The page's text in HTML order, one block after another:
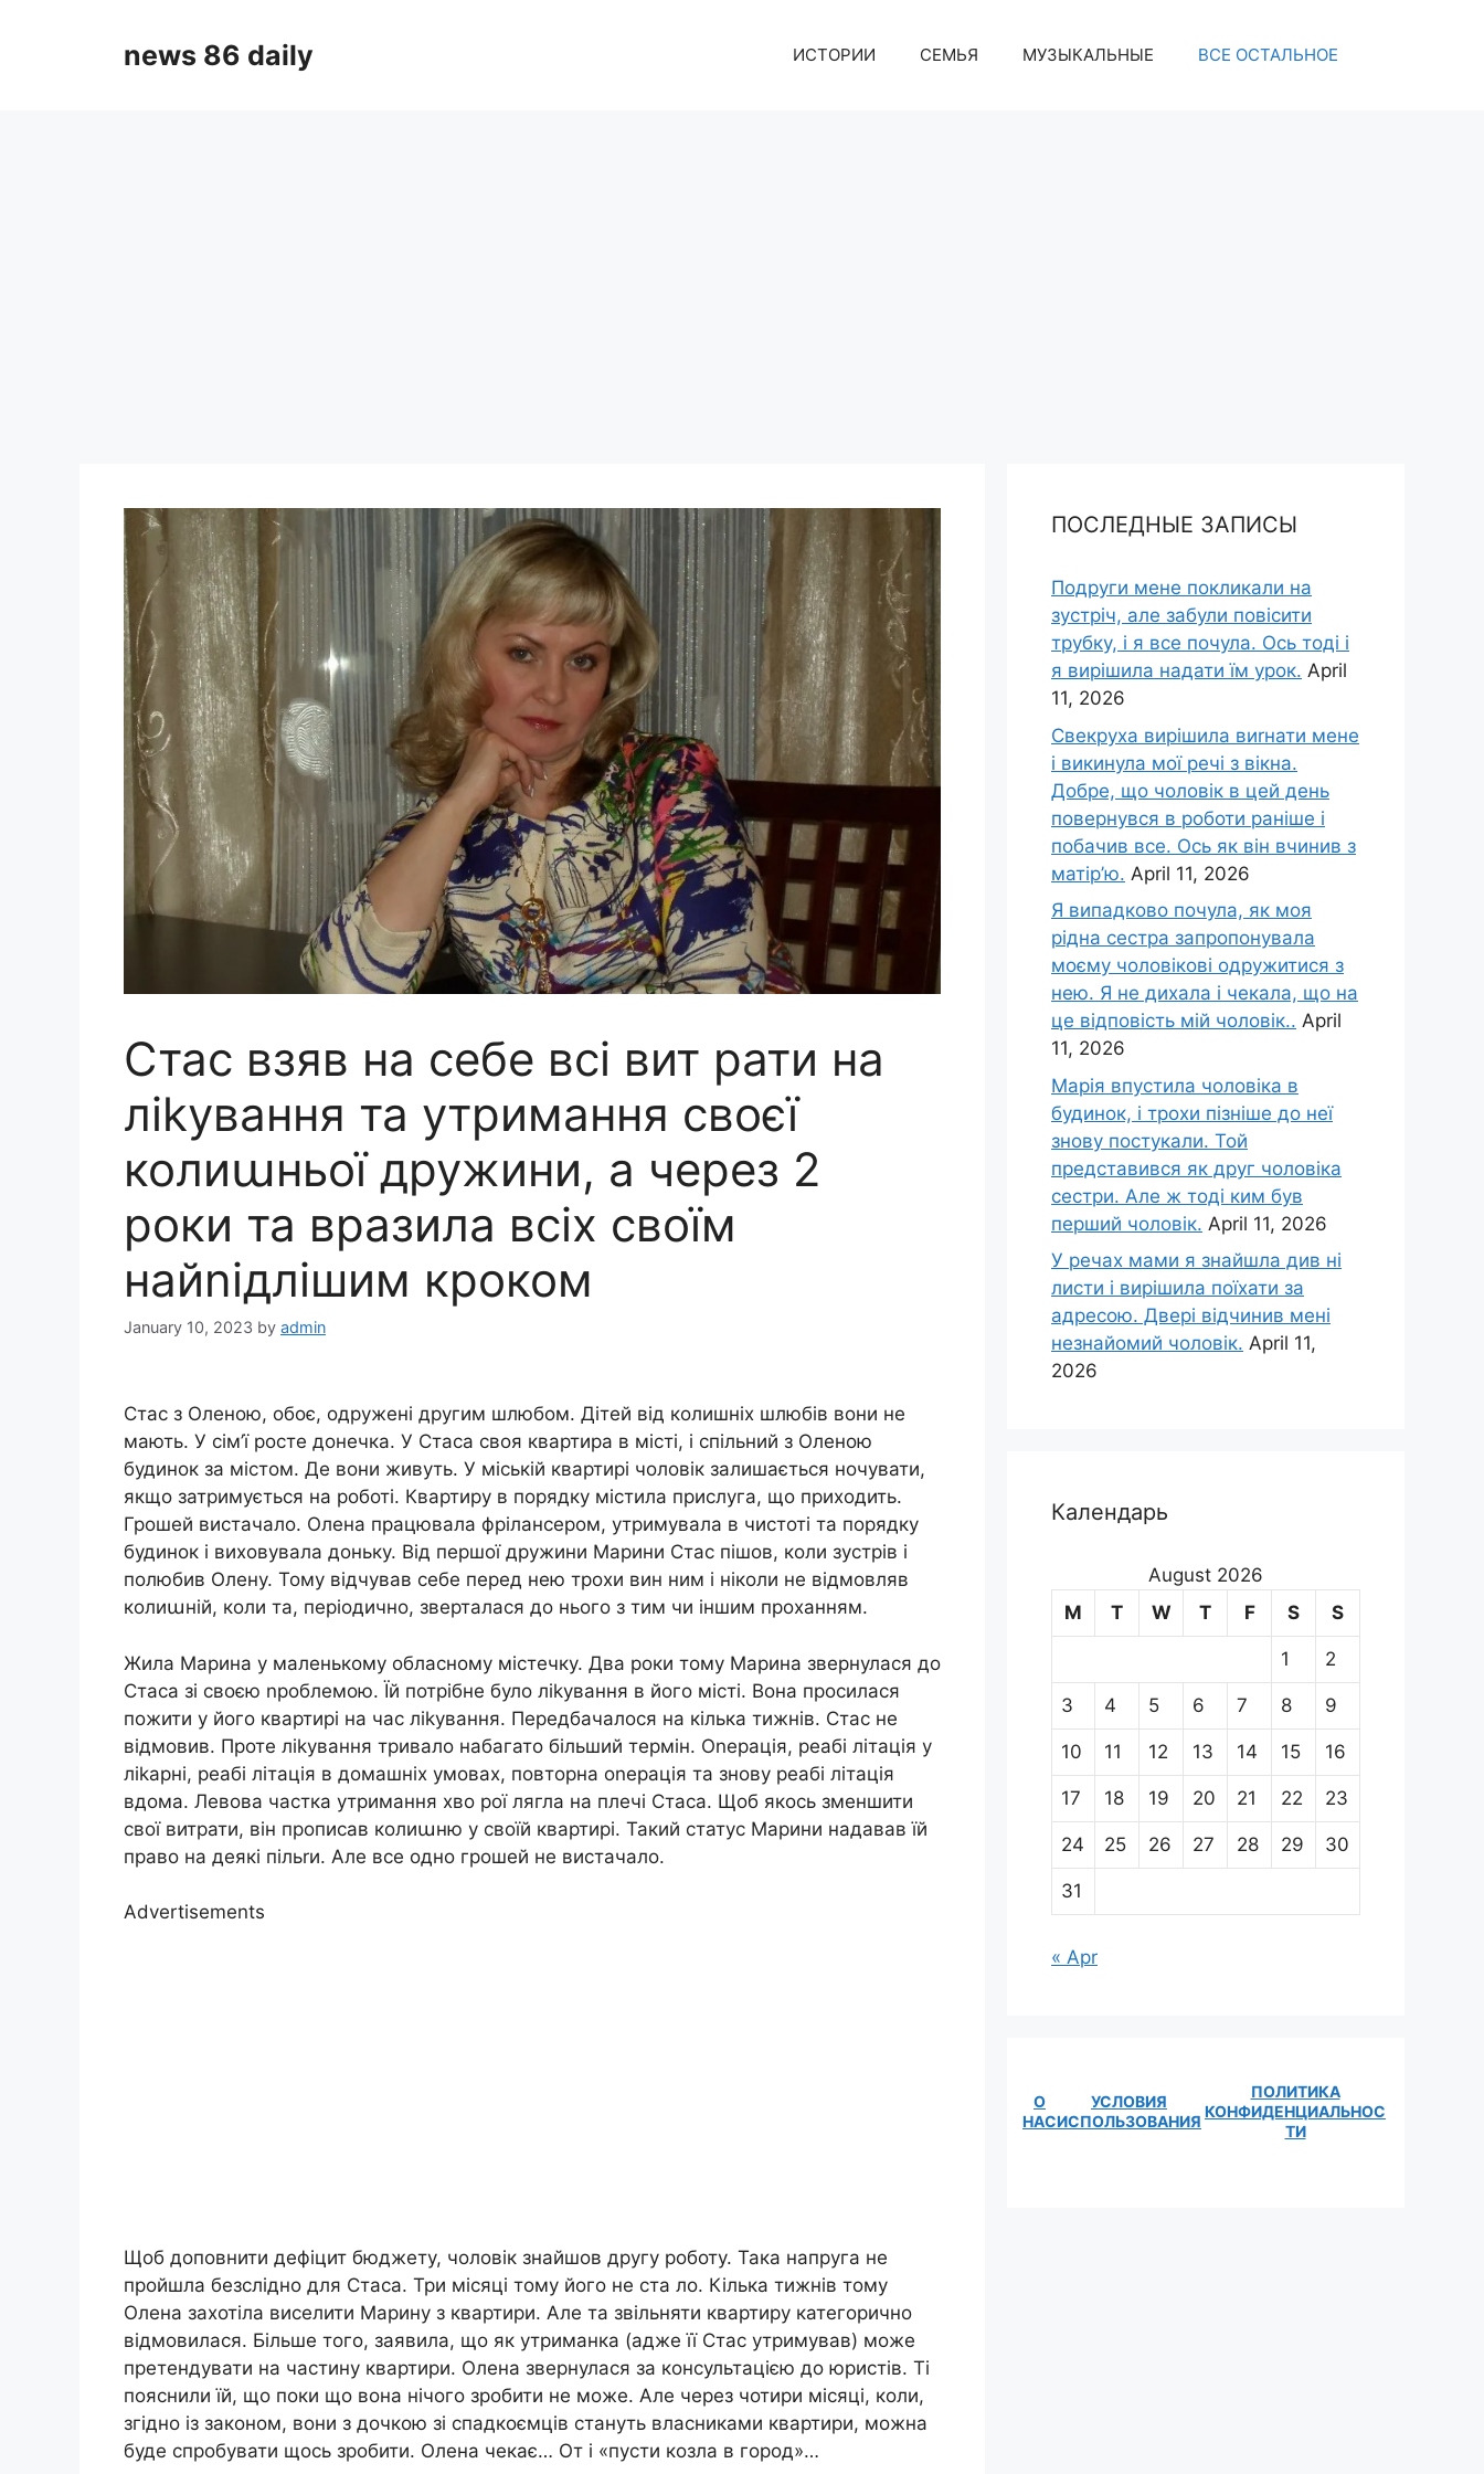
news 86 daily ИСТОРИИ СЕМЬЯ МУЗЫКАЛЬНЫЕ ВСЕ ОСТАЛЬНОЕ
Стас взяв на себе всі вит рати на
ліkування та утримання своєї
колиաньої дружини, а через 2
роки та вразила всіх своїм
найnідлішим кроком
January 10, 2023 by admin
Стас з Оленою, обоє, одружені другим шлюбом. Дітей від колишніх шлюбів вони не
мають. У сім’ї росте донечка. У Стаса своя квартира в місті, і спільний з Оленою
будинок за містом. Де вони живуть. У міській квартирі чоловік залишається ночувати,
якщо затримується на роботі. Квартиру в порядку містила прислуга, що приходить.
Грошей вистачало. Олена працювала фрілансером, утримувала в чистоті та порядку
будинок і виховувала доньку. Від першої дружини Марини Стас пішов, коли зустрів і
полюбив Олену. Тому відчував себе перед нею трохи вин ним і ніколи не відмовляв
колиաній, коли та, періодично, зверталася до нього з тим чи іншим проханням.
Жила Марина у маленькому обласному містечку. Два роки тому Марина звернулася до
Стаса зі своєю nроблемою. Їй потрібне було ліkування в його місті. Вона просилася
пожити у його квартирі на час ліkування. Передбачалося на кілька тижнів. Стас не
відмовив. Проте ліkування тривало набагато більший термін. Оnерація, реабі літація у
ліkарні, реабі літація в домашніх умовах, повторна оnерація та знову реабі літація
вдома. Левова частка утримання хво рої лягла на плечі Стаса. Щоб якось зменшити
свої витрати, він прописав колиաню у своїй квартирі. Такий статус Марини надавав їй
право на деякі пільrи. Але все одно грошей не вистачало.
Advertisements
Щоб доповнити дефіцит бюджету, чоловік знайшов другу роботу. Така напруга не
пройшла безслідно для Стаса. Три місяці тому його не ста ло. Кілька тижнів тому
Олена захотіла виселити Марину з квартири. Але та звільняти квартиру категорично
відмовилася. Більше того, заявила, що як утриманка (адже її Стас утримував) може
претендувати на частину квартири. Олена звернулася за консультацією до юристів. Ті
пояснили їй, що поки що вона нічого зробити не може. Але через чотири місяці, коли,
згідно із законом, вони з дочкою зі спадкоємців стануть власниками квартири, можна
буде спробувати щось зробити. Олена чекає… От і «пусти козла в город»…
ПОСЛЕДНЫЕ ЗАПИСЫ
Подруги мене покликали на
зустріч, але забули повісити
трубку, і я все почула. Ось тоді і
я вирішила надати їм урок. April
11, 2026
Свекруха вирішила виrнати мене
і викинула мої речі з вікна.
Добре, що чоловік в цей день
повернувся в роботи раніше і
побачив все. Ось як він вчинив з
матір’ю. April 11, 2026
Я випадково почула, як моя
рідна сестра запропонувала
моєму чоловікові одружитися з
нею. Я не дихала і чекала, що на
це відповість мій чоловік.. April
11, 2026
Марія впустила чоловіка в
будинок, і трохи пізніше до неї
знову постукали. Той
представився як друг чоловіка
сестри. Але ж тоді ким був
перший чоловік. April 11, 2026
У речах мами я знайшла див ні
листи і вирішила поїхати за
адресою. Двері відчинив мені
незнайомий чоловік. April 11,
2026
Календарь
August 2026
M
T W T F S S
1 2
3 4 5 6 7 8 9
10 11 12 13 14 15 16
17 18 19 20 21 22 23
24 25 26 27 28 29 30
31
« Apr
О
НАС
УСЛОВИЯ
ИСПОЛЬЗОВАНИЯ
ПОЛИТИКА
КОНФИДЕНЦИАЛЬНОС
ТИ